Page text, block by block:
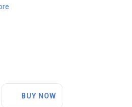
BUY NOW